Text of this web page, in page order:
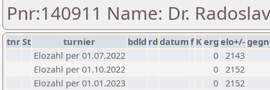
Pnr:140911 Name: Dr.
tnrSt turnier bdld rd datumf Kerg elo+/-
Elozahl per 01.07.2022
0 2143
Elozahl per 01.10.2022
0 2152
Elozahl per 01.01.2023
0 2152